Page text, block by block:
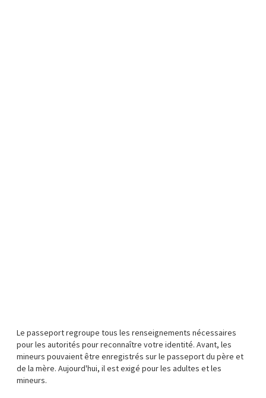
Le passeport regroupe tous les renseignements nécessaires
pour les autorités pour reconnaître votre identité. Avant, les
mineurs pouvaient être enregistrés sur le passeport du père et
de la mère. Aujourd'hui, il est exigé pour les adultes et les
mineurs.